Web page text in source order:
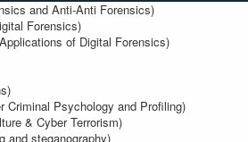
and Anti-Anti Forensics)
Forensics)
of Digital Forensics)
Criminal Psychology and Profiling)
& Cyber Terrorism)
and steganography)